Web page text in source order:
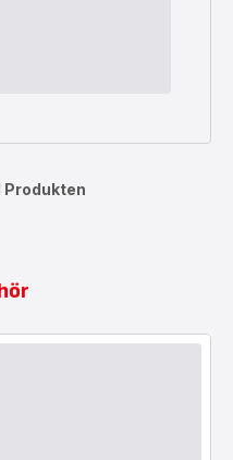
Produkten